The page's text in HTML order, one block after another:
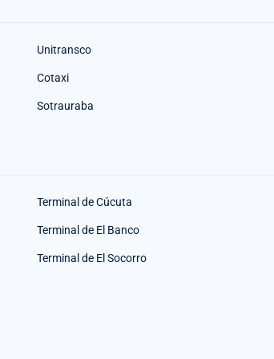
Unitransco
Cotaxi
Sotrauraba
Terminal de Cúcuta
Terminal de El Banco
Terminal de El Socorro